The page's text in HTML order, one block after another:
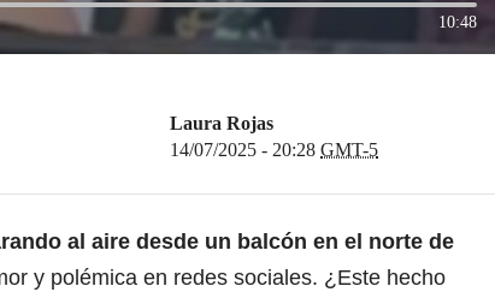
10:48
Laura Rojas
14/07/2025 - 20:28 GMT-5
al aire desde un balcón en el norte de
y polémica en redes sociales. ¿Este hecho